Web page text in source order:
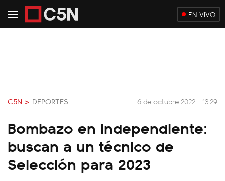
EN VIVO
C5N > DEPORTES 6 de octubre 2022 - 13:29
Bombazo en Independiente:
buscan a un técnico de
Selección para 2023